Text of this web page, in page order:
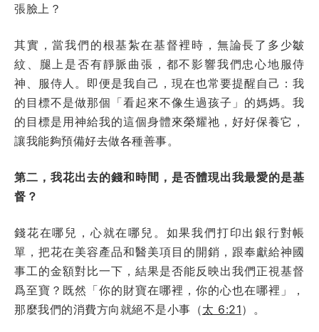
張臉上？
其實，當我們的根基紮在基督裡時，無論長了多少皺
紋、腿上是否有靜脈曲張，都不影響我們忠心地服侍
神、服侍人。即便是我自己，現在也常要提醒自己：我
的目標不是做那個「看起來不像生過孩子」的媽媽。我
的目標是用神給我的這個身體來榮耀祂，好好保養它，
讓我能夠預備好去做各種善事。
第二，我花出去的錢和時間，是否體現出我最愛的是基
督？
錢花在哪兒，心就在哪兒。如果我們打印出銀行對帳
單，把花在美容產品和醫美項目的開銷，跟奉獻給神國
事工的金額對比一下，結果是否能反映出我們正視基督
爲至寶？既然「你的財寶在哪裡，你的心也在哪裡」，
那麼我們的消費方向就絕不是小事（太 6:21）。